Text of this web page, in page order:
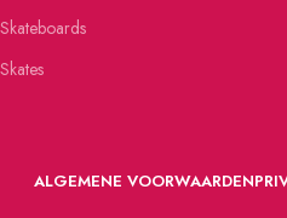
Skateboards
Skates
ALGEMENE VOORWAARDEN